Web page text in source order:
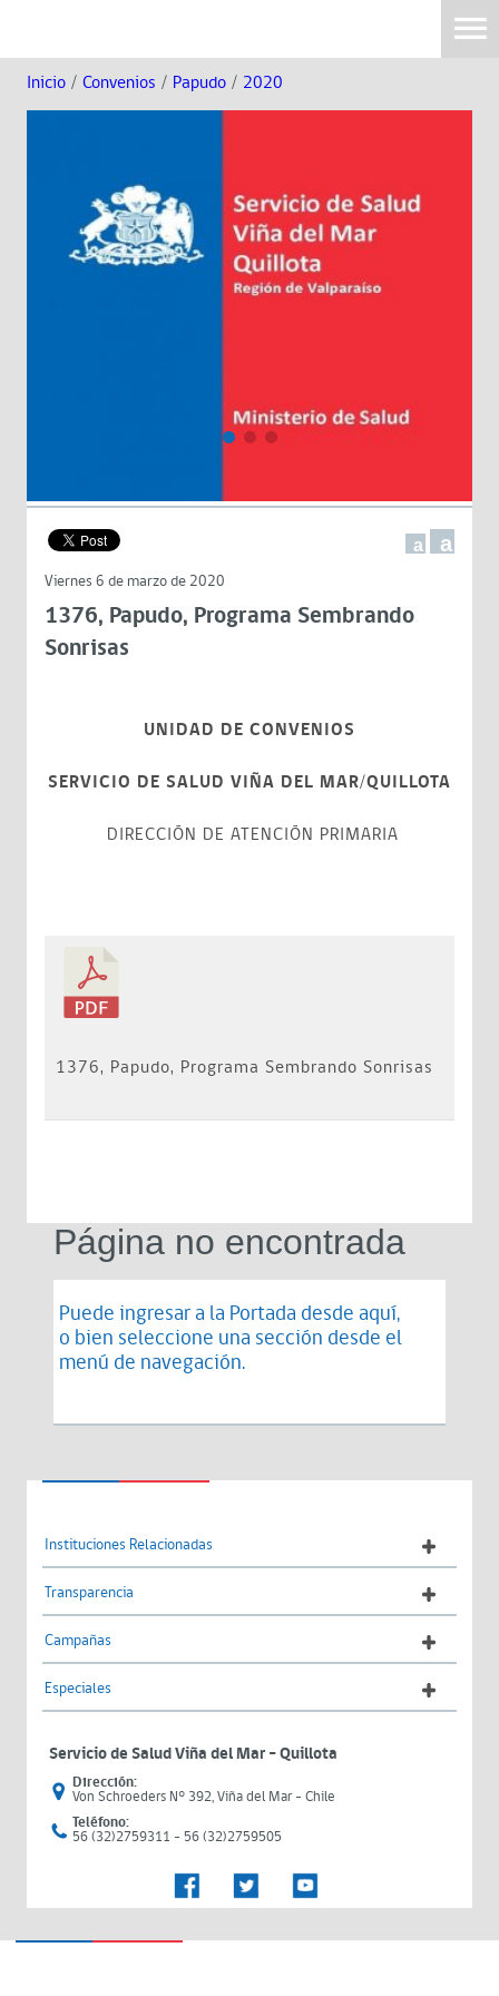
Inicio / Convenios / Papudo / 2020
a a
Viernes 6 de marzo de 2020
1376, Papudo, Programa Sembrando
Sonrisas
UNIDAD DE CONVENIOS
SERVICIO DE SALUD VIÑA DEL MAR/QUILLOTA
DIRECCIÓN DE ATENCIÓN PRIMARIA
1376, Papudo, Programa Sembrando Sonrisas
Página no encontrada
Puede ingresar a la Portada desde aquí,
o bien seleccione una sección desde el
menú de navegación.
Instituciones Relacionadas
Transparencia
Campañas
Especiales
Servicio de Salud Viña del Mar – Quillota
Dirección:
Von Schroeders N° 392, Viña del Mar - Chile
Teléfono:
56 (32)2759311 - 56 (32)2759505